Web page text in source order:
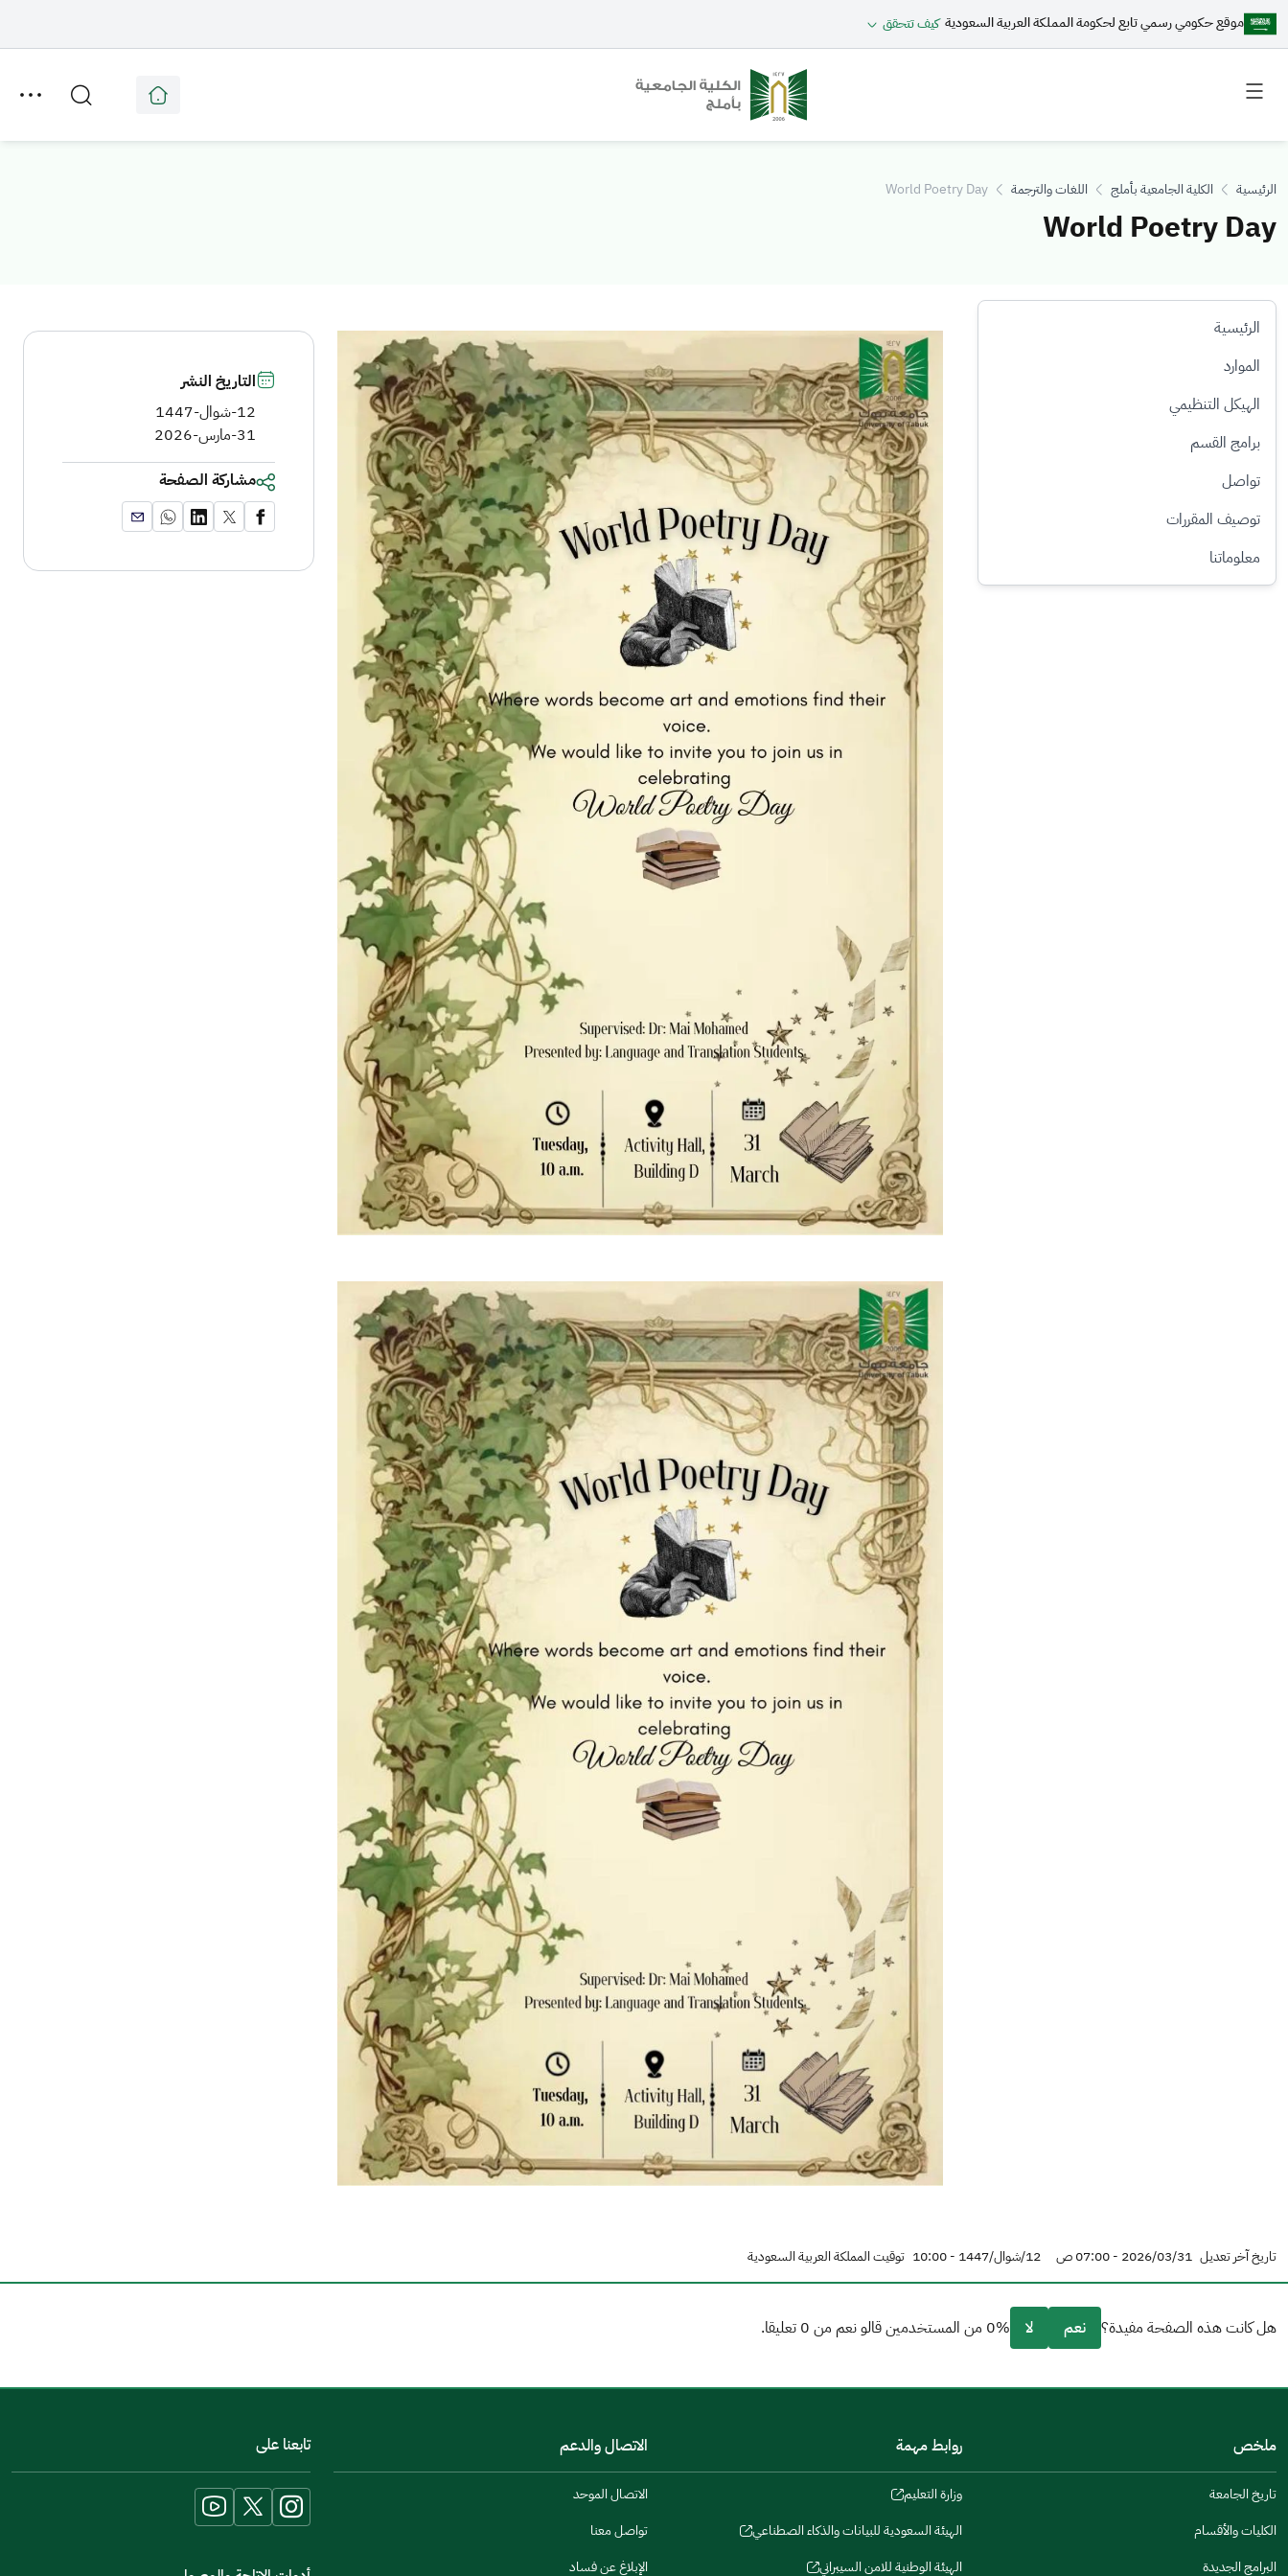
موقع حكومي رسمي تابع لحكومة المملكة العربية السعودية كيف تتحقق
Toggle
menu
Toggle
menu
الرئيسية الكلية الجامعية بأملج اللغات والترجمة World Poetry Day
World Poetry Day
الرئيسية
الموارد
الهيكل التنظيمي
برامج القسم
تواصل
توصيف المقررات​
معلوماتنا
الصورة
التاريخ النشر
12-شوال-1447
31-مارس-2026
مشاركة الصفحة
تاريخ آخر تعديل 2026/03/31 - 07:00 ص 12/شوال/1447 - 10:00 توقيت المملكة العربية السعودية
هل كانت هذه الصفحة مفيدة؟ نعم لا 0% من المستخدمين قالو نعم من 0 تعليقا.
مكتوبة بشكل جيد
الإجابات كانت مرتبطة
تصميمه يجعله سهل القراءة
أخرى
اخبرنا عن تجربتك في هذه الخدمة ملخص
تاريخ الجامعة
الكليات والأقسام
البرامج الجديدة
روابط مهمة
وزارة التعليم
(opens
الهيئة السعودية للبيانات والذكاء الصطناعي
(opens
الهيئة الوطنية للامن السيبراني
الاتصال والدعم
الاتصال الموحد
تواصل معنا
الإبلاغ عن فساد
تابعنا على